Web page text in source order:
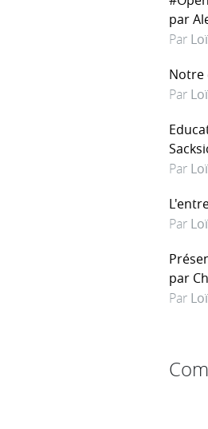
par
Par
Notre
Par
Par
Par
par
Par